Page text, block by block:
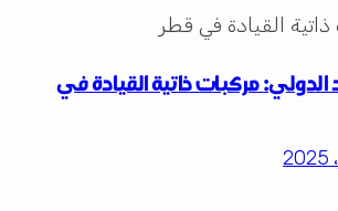
مركبات ذاتية القيادة في